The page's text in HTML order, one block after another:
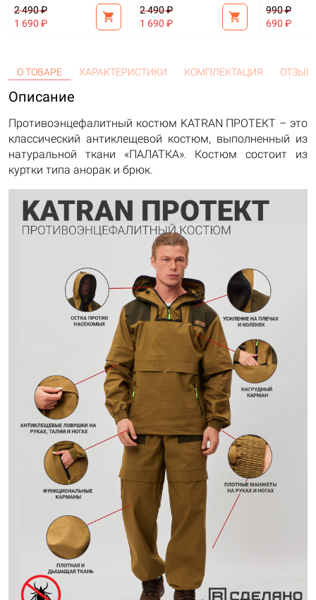
2 490 ₽
1 690 ₽
shopping_cart
2 490 ₽
1 690 ₽
shopping_cart
990 ₽
690 ₽
О ТОВАРЕ ХАРАКТЕРИСТИКИ КОМПЛЕКТАЦИЯ
Описание
Противоэнцефалитный костюм KATRAN ПРОТЕКТ – это
классический антиклещевой костюм, выполненный из
натуральной ткани «ПАЛАТКА». Костюм состоит из
куртки типа анорак и брюк.